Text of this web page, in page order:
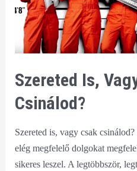
Szereted Is,
Csinálod?
Szereted is, vagy csak
elég megfelelő dolgokat
sikeres leszel. A legtöbbször,